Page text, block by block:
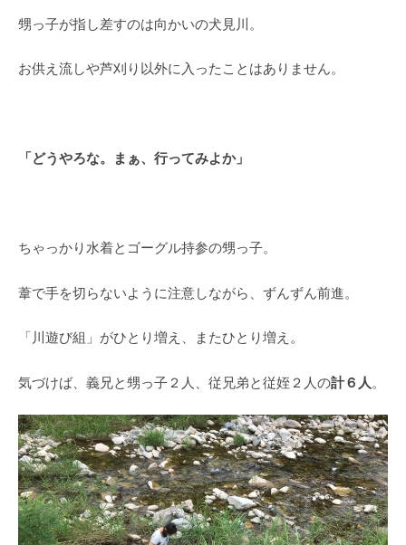
甥っ子が指し差すのは向かいの犬見川。
お供え流しや芦刈り以外に入ったことはありません。
「どうやろな。まぁ、行ってみよか」
ちゃっかり水着とゴーグル持参の甥っ子。
葦で手を切らないように注意しながら、ずんずん前進。
「川遊び組」がひとり増え、またひとり増え。
気づけば、義兄と甥っ子２人、従兄弟と従姪２人の計６人。